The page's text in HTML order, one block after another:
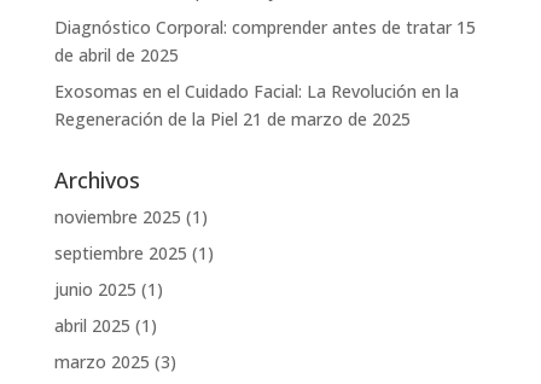
Diagnóstico Corporal: comprender antes de tratar 15
de abril de 2025
Exosomas en el Cuidado Facial: La Revolución en la
Regeneración de la Piel 21 de marzo de 2025
Archivos
noviembre 2025 (1)
septiembre 2025 (1)
junio 2025 (1)
abril 2025 (1)
marzo 2025 (3)